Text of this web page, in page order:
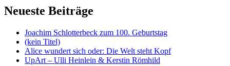
Neueste Beiträge
Joachim Schlotterbeck zum 100. Geburtstag
(kein Titel)
Alice wundert sich oder: Die Welt steht Kopf
UpArt – Ulli Heinlein & Kerstin Römhild